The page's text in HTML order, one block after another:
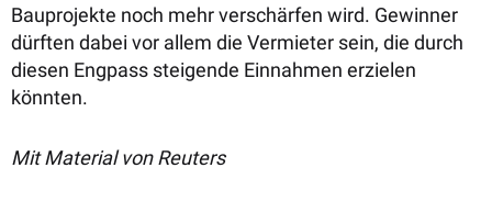
Bauprojekte noch mehr verschärfen wird. Gewinner
dürften dabei vor allem die Vermieter sein, die durch
diesen Engpass steigende Einnahmen erzielen
könnten.
Mit Material von Reuters